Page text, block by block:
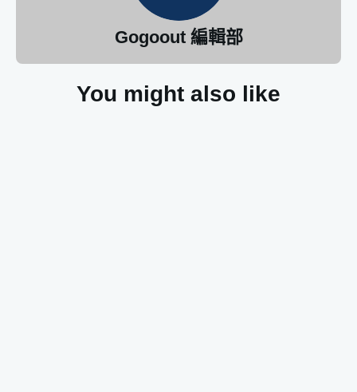
Gogoout 編輯部
You might also like